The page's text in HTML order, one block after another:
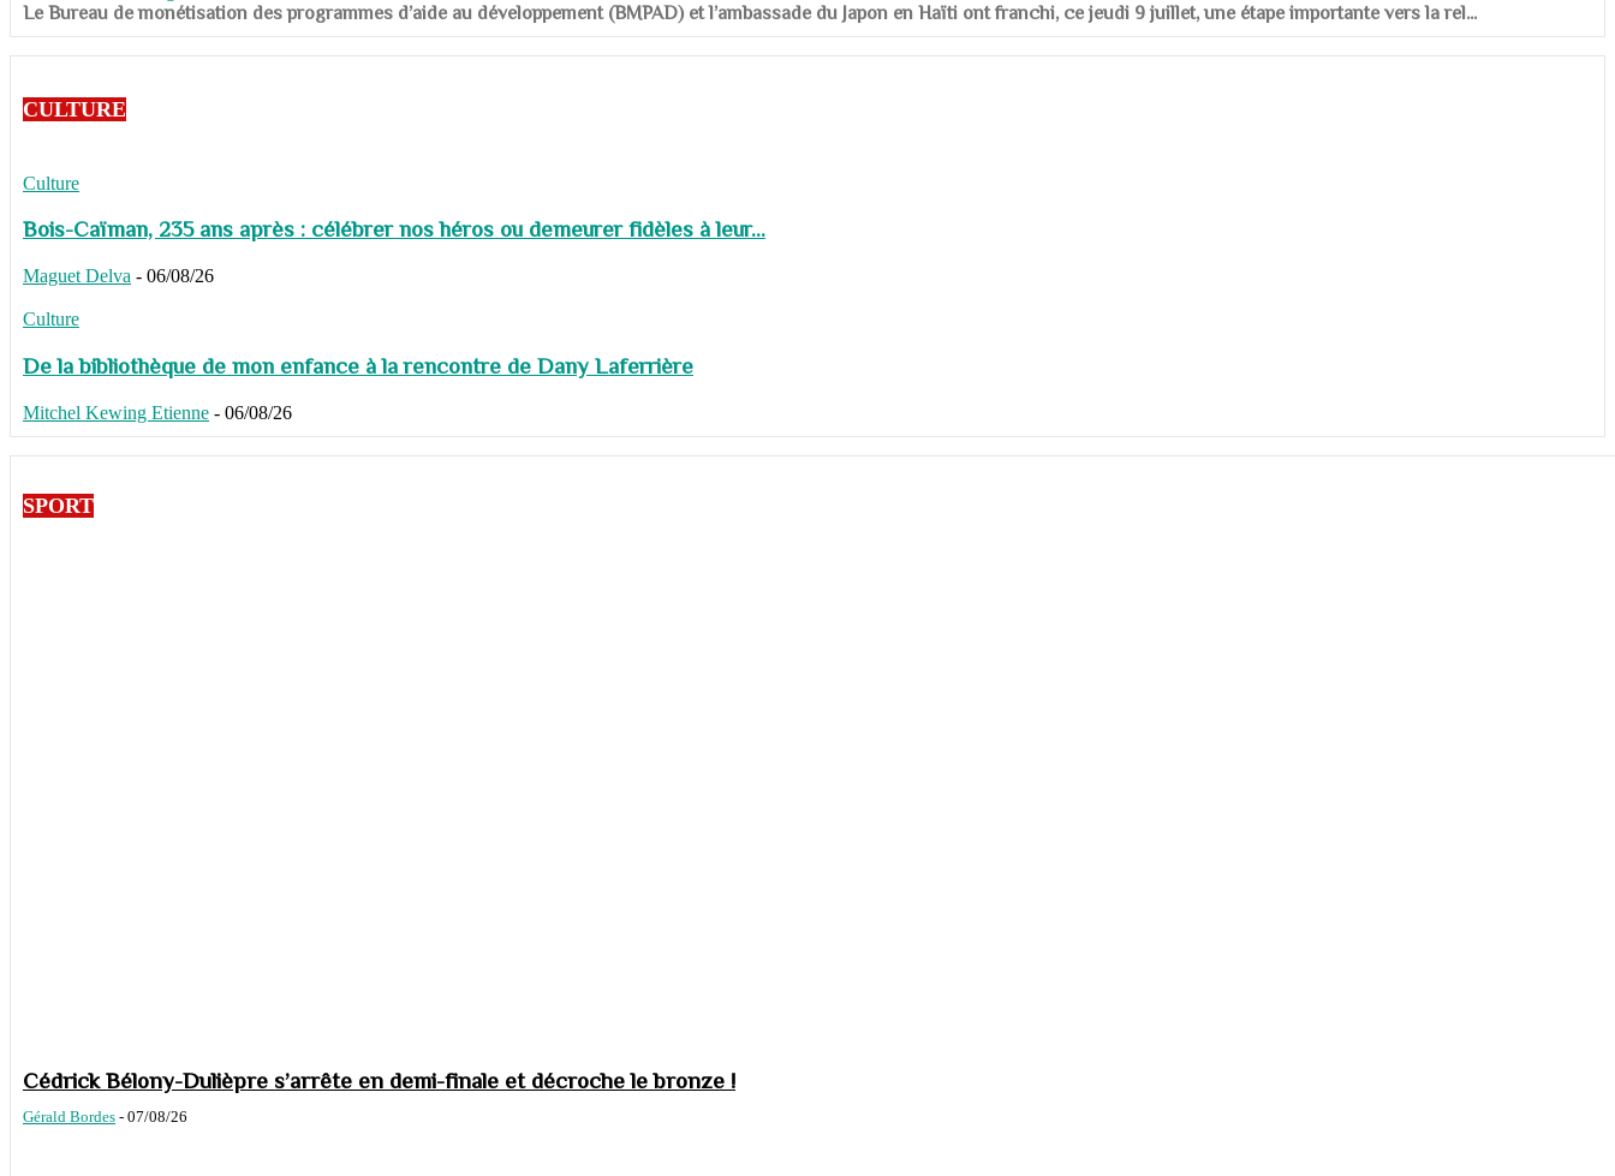
​​​​​​​Le Bureau de monétisation des programmes d’aide au développement (BMPAD) et l’ambassade du Japon en Haïti ont franchi, ce jeudi 9 juillet, une étape importante vers la rel...
CULTURE
Culture
Bois-Caïman, 235 ans après : célébrer nos héros ou demeurer fidèles à leur...
Maguet Delva - 06/08/26
Culture
De la bibliothèque de mon enfance à la rencontre de Dany Laferrière
Mitchel Kewing Etienne - 06/08/26
SPORT
Cédrick Bélony-Dulièpre s’arrête en demi-finale et décroche le bronze !
Gérald Bordes - 07/08/26